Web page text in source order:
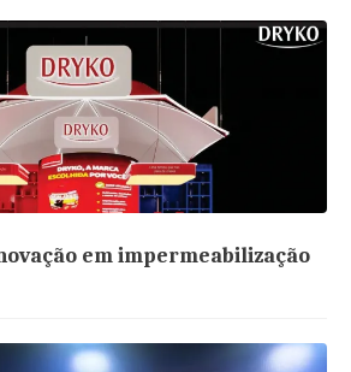
em impermeabilização